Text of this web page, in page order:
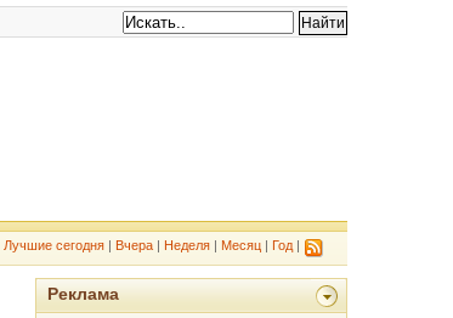
Лучшие сегодня| Вчера| Неделя| Месяц| Год|
Реклама